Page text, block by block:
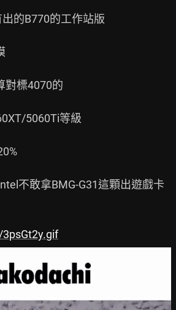
的B770的工作站版
對標4070的
5060Ti等級
不敢拿BMG-G31這顆出遊戲卡